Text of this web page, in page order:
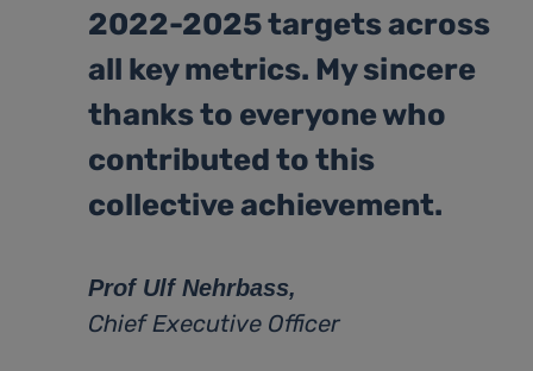
2022-2025 targets across
all key metrics. My sincere
thanks to everyone who
contributed to this
collective achievement.
Prof Ulf Nehrbass,
Chief Executive Officer